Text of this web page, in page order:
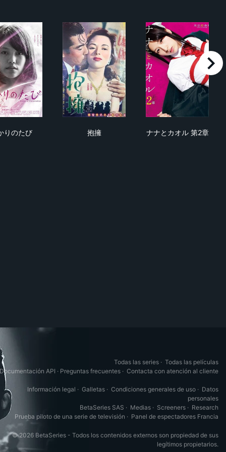
りのたび
抱擁
ナナとカオル 第2章
right
Todas las series · Todas las películas
Documentación API · Preguntas frecuentes · Contacta con atención al cliente
Información legal · Galletas · Condiciones generales de uso · Datos
personales
BetaSeries SAS · Medias · Screeners · Research
Prueba piloto de una serie de televisión · Panel de espectadores Francia
© 2026 BetaSeries - Todos los contenidos externos son propiedad de sus
legítimos propietarios.